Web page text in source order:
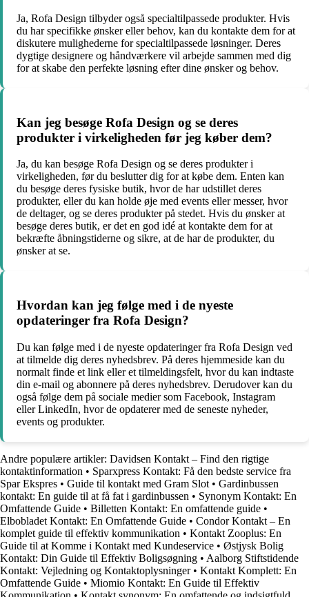
Ja, Rofa Design tilbyder også specialtilpassede produkter. Hvis
du har specifikke ønsker eller behov, kan du kontakte dem for at
diskutere mulighederne for specialtilpassede løsninger. Deres
dygtige designere og håndværkere vil arbejde sammen med dig
for at skabe den perfekte løsning efter dine ønsker og behov.
Kan jeg besøge Rofa Design og se deres
produkter i virkeligheden før jeg køber dem?
Ja, du kan besøge Rofa Design og se deres produkter i
virkeligheden, før du beslutter dig for at købe dem. Enten kan
du besøge deres fysiske butik, hvor de har udstillet deres
produkter, eller du kan holde øje med events eller messer, hvor
de deltager, og se deres produkter på stedet. Hvis du ønsker at
besøge deres butik, er det en god idé at kontakte dem for at
bekræfte åbningstiderne og sikre, at de har de produkter, du
ønsker at se.
Hvordan kan jeg følge med i de nyeste
opdateringer fra Rofa Design?
Du kan følge med i de nyeste opdateringer fra Rofa Design ved
at tilmelde dig deres nyhedsbrev. På deres hjemmeside kan du
normalt finde et link eller et tilmeldingsfelt, hvor du kan indtaste
din e-mail og abonnere på deres nyhedsbrev. Derudover kan du
også følge dem på sociale medier som Facebook, Instagram
eller LinkedIn, hvor de opdaterer med de seneste nyheder,
events og produkter.
Andre populære artikler: Davidsen Kontakt – Find den rigtige
kontaktinformation • Sparxpress Kontakt: Få den bedste service fra
Spar Ekspres • Guide til kontakt med Gram Slot • Gardinbussen
kontakt: En guide til at få fat i gardinbussen • Synonym Kontakt: En
Omfattende Guide • Billetten Kontakt: En omfattende guide •
Elbobladet Kontakt: En Omfattende Guide • Condor Kontakt – En
komplet guide til effektiv kommunikation • Kontakt Zooplus: En
Guide til at Komme i Kontakt med Kundeservice • Østjysk Bolig
Kontakt: Din Guide til Effektiv Boligsøgning • Aalborg Stiftstidende
Kontakt: Vejledning og Kontaktoplysninger• Kontakt Komplett: En
Omfattende Guide • Miomio Kontakt: En Guide til Effektiv